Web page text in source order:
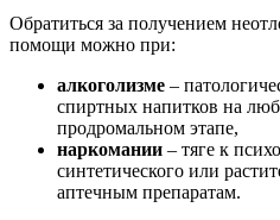
Обратиться за получением
помощи можно при:
алкоголизме –
спиртных напитков на
продромальном этапе,
наркомании – тяге к
синтетического или
аптечным препаратам.